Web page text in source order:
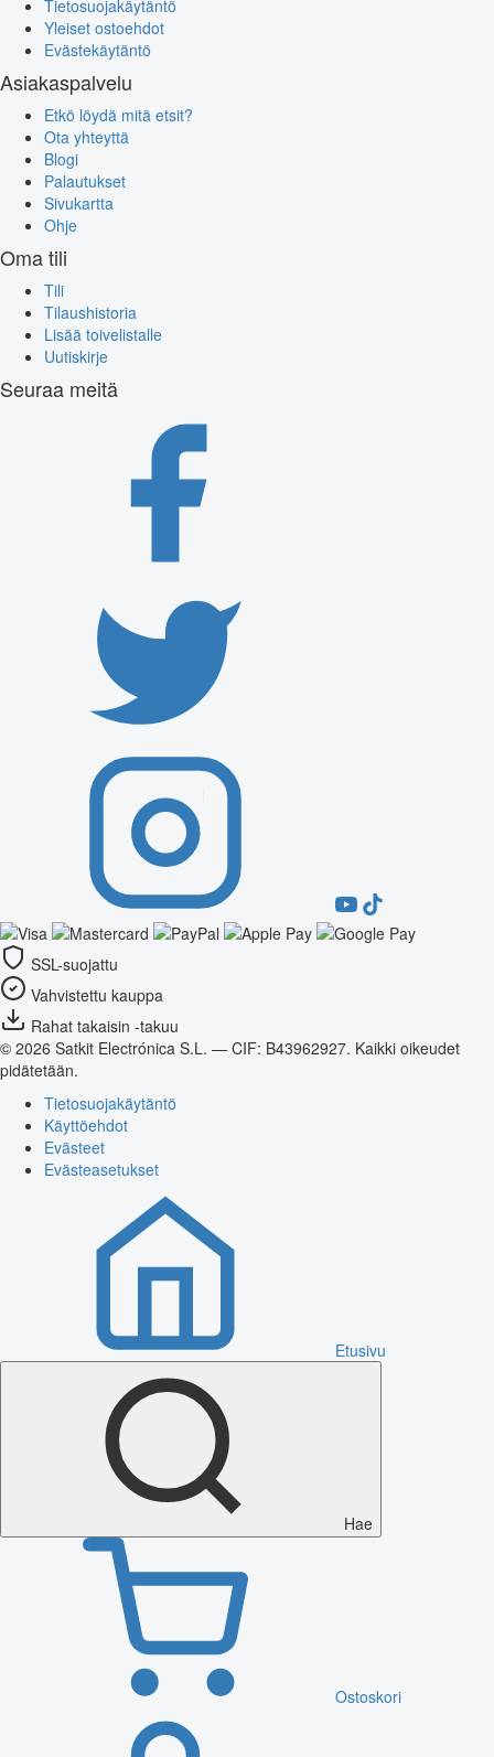
Tietosuojakäytäntö
Yleiset ostoehdot
Evästekäytäntö
Asiakaspalvelu
Etkö löydä mitä etsit?
Ota yhteyttä
Blogi
Palautukset
Sivukartta
Ohje
Oma tili
Tili
Tilaushistoria
Lisää toivelistalle
Uutiskirje
Seuraa meitä
SSL-suojattu
Vahvistettu kauppa
Rahat takaisin -takuu
© 2026 Satkit Electrónica S.L. — CIF: B43962927. Kaikki oikeudet
pidätetään.
Tietosuojakäytäntö
Käyttöehdot
Evästeet
Evästeasetukset
Etusivu
Hae
Ostoskori